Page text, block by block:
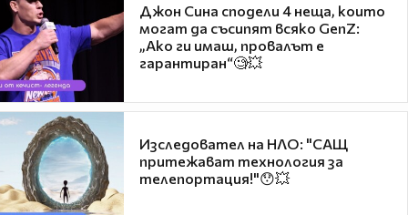
Джон Сина сподели 4 неща, които
могат да съсипят всяко GenZ:
„Ако ги имаш, провалът е
гарантиран“🧐💥
Изследовател на НЛО: "САЩ
притежават технология за
телепортация!"😯💥